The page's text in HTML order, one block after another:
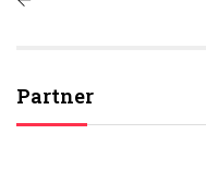
Partner